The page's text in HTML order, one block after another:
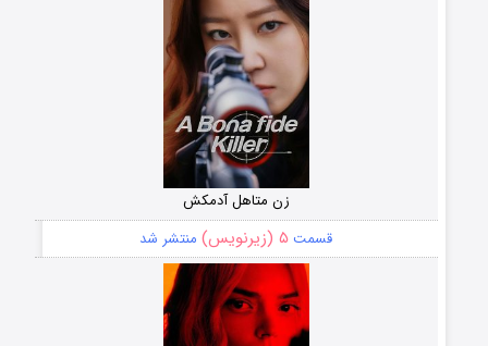
زن متاهل آدمکش
قسمت ۵ (زیرنویس) منتشر شد